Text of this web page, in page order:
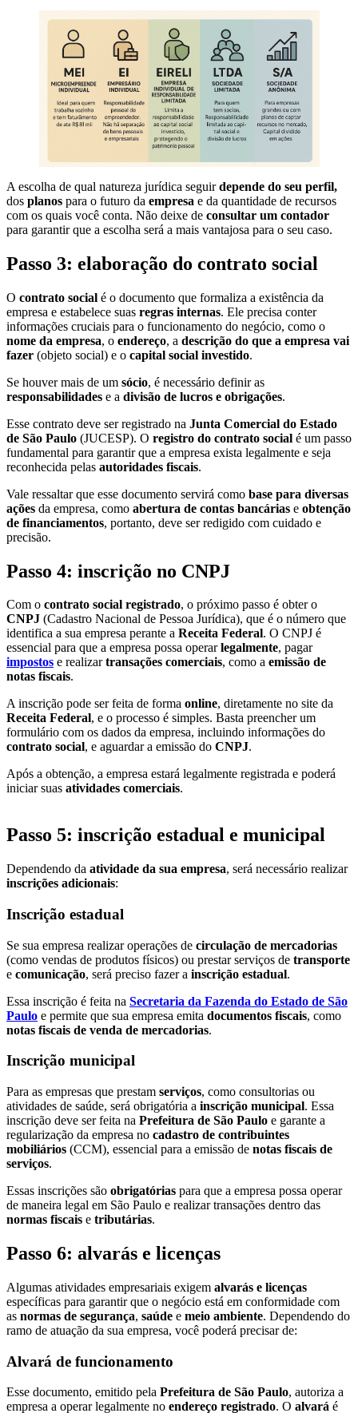
A escolha de qual natureza jurídica seguirdepende do seu perfil,
dos planos para o futuro da empresa e da quantidade de recursos
com os quais você conta. Não deixe de consultar um contador
para garantir que a escolha será a mais vantajosa para o seu caso.
Passo 3: elaboração do contrato social
O contrato social é o documento que formaliza a existência da
empresa e estabelece suas regras internas. Ele precisa conter
informações cruciais para o funcionamento do negócio, como o
nome da empresa, o endereço, a descrição do que a empresa vai
fazer (objeto social) e o capital social investido.
Se houver mais de um sócio, é necessário definir as
responsabilidades e a divisão de lucros e obrigações.
Esse contrato deve ser registrado na Junta Comercial do Estado
de São Paulo (JUCESP). O registro do contrato social é um passo
fundamental para garantir que a empresa exista legalmente e seja
reconhecida pelas autoridades fiscais.
Vale ressaltar que esse documento servirá como base para diversas
ações da empresa, como abertura de contas bancárias e obtenção
de financiamentos, portanto, deve ser redigido com cuidado e
precisão.
Passo 4: inscrição no CNPJ
Com o contrato social registrado, o próximo passo é obter o
CNPJ (Cadastro Nacional de Pessoa Jurídica), que é o número que
identifica a sua empresa perante a Receita Federal. O CNPJ é
essencial para que a empresa possa operarlegalmente, pagar
impostos e realizartransações comerciais, como a emissão de
notas fiscais.
A inscrição pode ser feita de forma online, diretamente no site da
Receita Federal, e o processo é simples. Basta preencher um
formulário com os dados da empresa, incluindo informações do
contrato social, e aguardar a emissão do CNPJ.
Após a obtenção, a empresa estará legalmente registrada e poderá
iniciar suas atividades comerciais.
Passo 5: inscrição estadual e municipal
Dependendo da atividade da sua empresa, será necessário realizar
inscrições adicionais:
Inscrição estadual
Se sua empresa realizar operações de circulação de mercadorias
(como vendas de produtos físicos) ou prestar serviços de transporte
e comunicação, será preciso fazer a inscrição estadual.
Essa inscrição é feita na Secretaria da Fazenda do Estado de São
Paulo e permite que sua empresa emita documentos fiscais, como
notas fiscais de venda de mercadorias.
Inscrição municipal
Para as empresas que prestam serviços, como consultorias ou
atividades de saúde, será obrigatória a inscrição municipal. Essa
inscrição deve ser feita na Prefeitura de São Paulo e garante a
regularização da empresa no cadastro de contribuintes
mobiliários (CCM), essencial para a emissão de notas fiscais de
serviços.
Essas inscrições são obrigatórias para que a empresa possa operar
de maneira legal em São Paulo e realizar transações dentro das
normas fiscais e tributárias.
Passo 6: alvarás e licenças
Algumas atividades empresariais exigem alvarás e licenças
específicas para garantir que o negócio está em conformidade com
as normas de segurança, saúde e meio ambiente. Dependendo do
ramo de atuação da sua empresa, você poderá precisar de:
Alvará de funcionamento
Esse documento, emitido pela Prefeitura de São Paulo, autoriza a
empresa a operar legalmente no endereço registrado. O alvará é